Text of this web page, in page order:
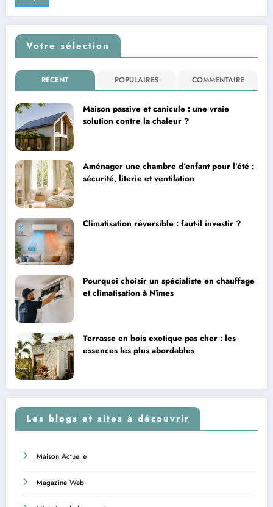
Votre sélection
RÉCENT POPULAIRES COMMENTAIRE
Maison passive et canicule : une vraie
solution contre la chaleur ?
Aménager une chambre d’enfant pour l’été :
sécurité, literie et ventilation
Climatisation réversible : faut-il investir ?
Pourquoi choisir un spécialiste en chauffage
et climatisation à Nîmes
Terrasse en bois exotique pas cher : les
essences les plus abordables
Les blogs et sites à découvrir
Maison Actuelle
Magazine Web